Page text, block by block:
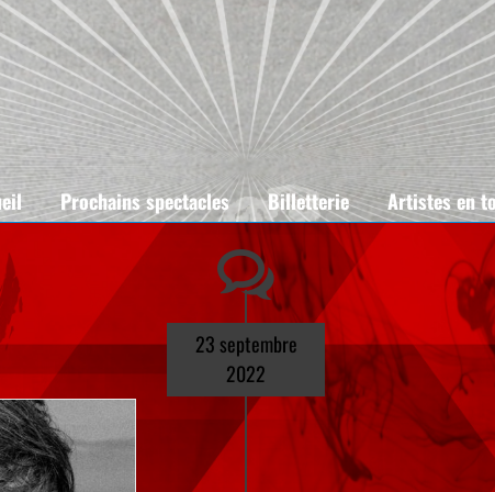
Prochains spectacles Billetterie Artistes en
23 septembre
2022